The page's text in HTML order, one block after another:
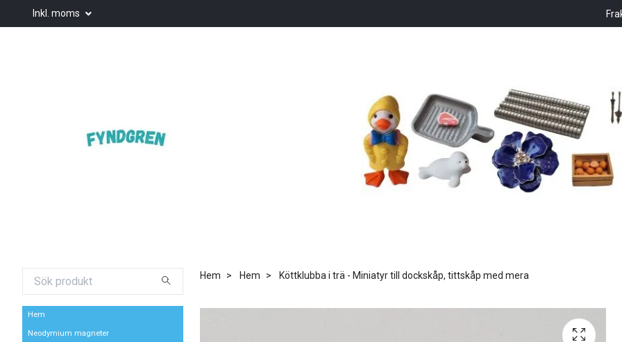
Inkl. moms
Hem
Neodymium magneter
Hem Hem Köttklubba i trä - Miniatyr till dockskåp, tittskåp med mera